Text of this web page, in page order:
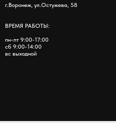
г.Воронеж, ул.Остужева, 58
ВРЕМЯ РАБОТЫ:
пн-пт 9:00-17:00
сб 9:00-14:00
вс выходной